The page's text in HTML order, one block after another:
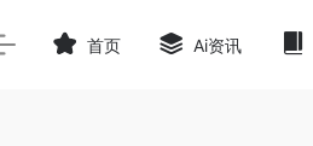
首页 Ai资讯